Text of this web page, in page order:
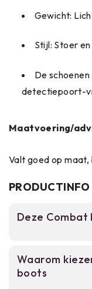
Gewicht:
Stijl: Stoer
De
detectiepoort-
Maatvoering/
Valt goed op
PRODUCTINFO
Deze
sectoren,
Waarom
boots